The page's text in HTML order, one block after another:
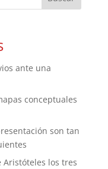
ante una
conceptuales
son tan
Aristóteles los tres